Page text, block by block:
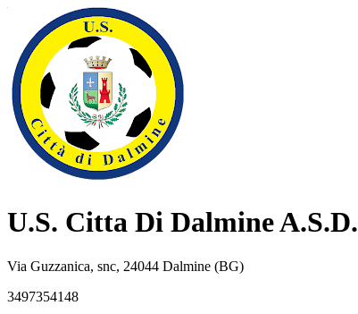
U.S. Citta Di Dalmine A.S.D.
Via Guzzanica, snc, 24044 Dalmine (BG)
3497354148